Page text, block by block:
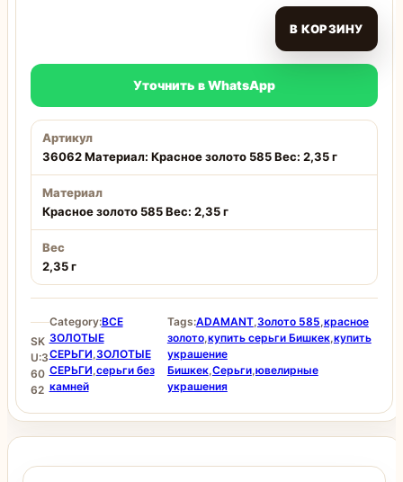
В КОРЗИНУ
Уточнить в WhatsApp
Артикул
36062 Материал: Красное золото 585 Вес: 2,35 г
Материал
Красное золото 585 Вес: 2,35 г
Вес
2,35 г
SK
U:3
60
62
Category:ВСЕ
ЗОЛОТЫЕ
СЕРЬГИ, ЗОЛОТЫЕ
СЕРЬГИ,серьги без
камней
Tags:ADAMANT, Золото 585,красное
золото,купить серьги Бишкек,купить
украшение
Бишкек,Серьги,ювелирные
украшения